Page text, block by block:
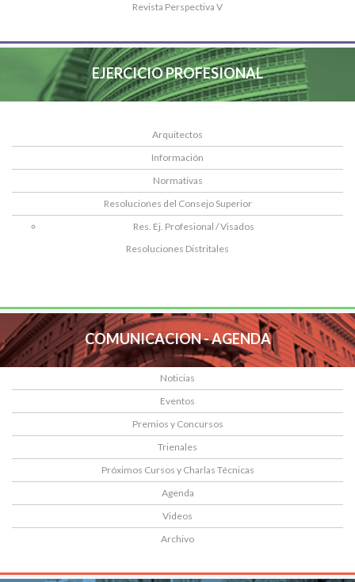
Revista Perspectiva V
EJERCICIO PROFESIONAL
Arquitectos
Información
Normativas
Resoluciones del Consejo Superior
Res. Ej. Profesional / Visados
Resoluciones Distritales
COMUNICACION - AGENDA
Noticias
Eventos
Premios y Concursos
Trienales
Próximos Cursos y Charlas Técnicas
Agenda
Videos
Archivo